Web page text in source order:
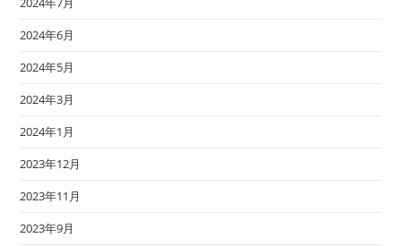
2024年6月
2024年5月
2024年3月
2024年1月
2023年12月
2023年11月
2023年9月